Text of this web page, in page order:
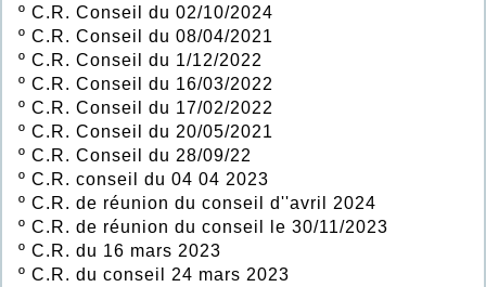
º C.R. Conseil du 02/10/2024
º C.R. Conseil du 08/04/2021
º C.R. Conseil du 1/12/2022
º C.R. Conseil du 16/03/2022
º C.R. Conseil du 17/02/2022
º C.R. Conseil du 20/05/2021
º C.R. Conseil du 28/09/22
º C.R. conseil du 04 04 2023
º C.R. de réunion du conseil d''avril 2024
º C.R. de réunion du conseil le 30/11/2023
º C.R. du 16 mars 2023
º C.R. du conseil 24 mars 2023